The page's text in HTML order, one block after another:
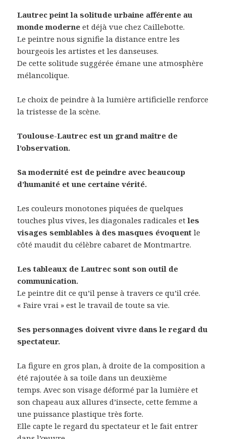
Lautrec peint la solitude urbaine afférente au
monde moderne et déjà vue chez Caillebotte.
Le peintre nous signifie la distance entre les
bourgeois les artistes et les danseuses.
De cette solitude suggérée émane une atmosphère
mélancolique.
Le choix de peindre à la lumière artificielle renforce
la tristesse de la scène.
Toulouse-Lautrec est un grand maître de
l’observation.
Sa modernité est de peindre avec beaucoup
d’humanité et une certaine vérité.
Les couleurs monotones piquées de quelques
touches plus vives, les diagonales radicales etles
visages semblables à des masques évoquentle
côté maudit du célèbre cabaret de Montmartre.
Les tableaux de Lautrec sont son outil de
communication.
Le peintre dit ce qu’il pense à travers ce qu’il crée.
« Faire vrai » est le travail de toute sa vie.
Ses personnages doivent vivre dans le regard du
spectateur.
La figure en gros plan, à droite de la composition a
été rajoutée à sa toile dans un deuxième
temps. Avec son visage déformé par la lumière et
son chapeau aux allures d’insecte, cette femme a
une puissance plastique très forte.
Elle capte le regard du spectateur et le fait entrer